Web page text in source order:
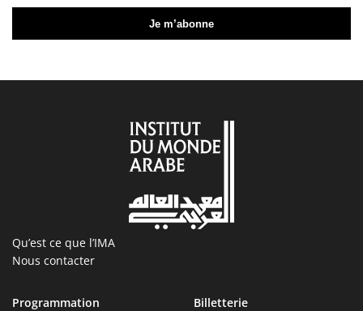
Qu’est ce que l’IMA
Nous contacter
Programmation Billetterie